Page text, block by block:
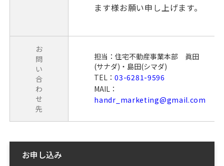
ます様お願い申し上げます。
お
問
い
合
わ
せ
先
担当：住宅不動産事業本部 眞田
(サナダ)・島田(シマダ)
TEL：03-6281-9596
MAIL：
handr_marketing@gmail.com
お申し込み